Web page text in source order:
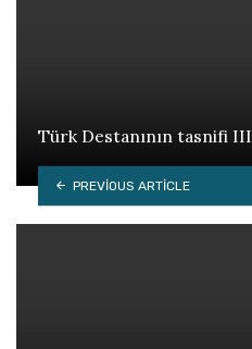
Türk Destanının tasnifi III
PREVIOUS ARTICLE